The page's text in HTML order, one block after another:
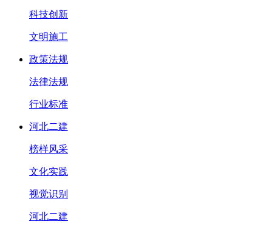
科技创新
文明施工
政策法规
法律法规
行业标准
河北二建
榜样风采
文化实践
视觉识别
河北二建